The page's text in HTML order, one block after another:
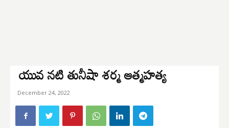
యువ నటి తునీషా శర్మ ఆత్మహత్య
December 24, 2022